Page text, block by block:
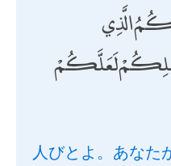
الَّذِي
لَعَلَّكُمْ
人びとよ。あなた